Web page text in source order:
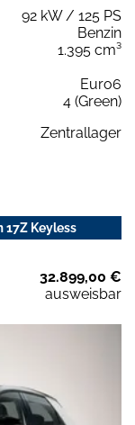
92 kW / 125 PS
Benzin
1.395 cm³
Euro6
4 (Green)
Zentrallager
17Z Keyless
32.899,00 €
ausweisbar